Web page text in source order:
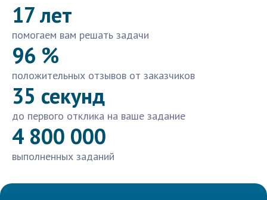
17 лет
помогаем вам решать задачи
96 %
положительных отзывов от заказчиков
35 секунд
до первого отклика на ваше задание
4 800 000
выполненных заданий